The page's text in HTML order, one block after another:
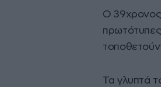
Ο 39χρονος
Τα γλυπτά